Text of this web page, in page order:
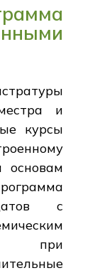
и
курсы
основам
с
при